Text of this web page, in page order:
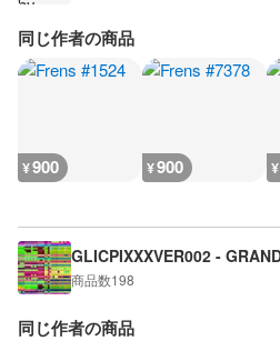
同じ作者の商品
¥900 ¥900 ¥
GLICPIXXXVER002 -
商品数198
同じ作者の商品